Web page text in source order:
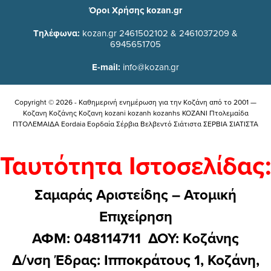
Όροι Χρήσης kozan.gr
Τηλέφωνα: kozan.gr 2461502102 & 2461037209 &
6945651705
E-mail: info@kozan.gr
Copyright © 2026 - Καθημερινή ενημέρωση για την Kοζάνη από το 2001 —
Κοζανη Κοζάνης Κοζανη kozani kozanh kozanhs KOZANI Πτολεμαίδα
ΠΤΟΛΕΜΑΙΔΑ Eordaia Εορδαία Σέρβια Βελβεντό Σιάτιστα ΣΕΡΒΙΑ ΣΙΑΤΙΣΤΑ
Ταυτότητα Ιστοσελίδας:
Σαμαράς Αριστείδης – Ατομική
Επιχείρηση
ΑΦΜ: 048114711 ΔΟΥ: Kοζάνης
Δ/νση Έδρας: Ιπποκράτους 1, Κοζάνη,